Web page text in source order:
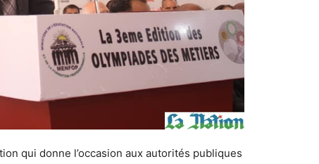
qui donne l’occasion aux autorités publiques